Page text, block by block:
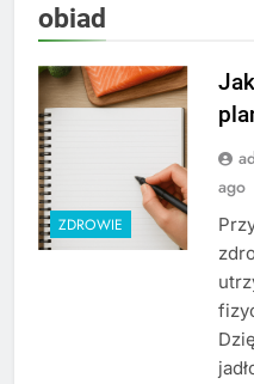
obiad
ZDROWIE
ago